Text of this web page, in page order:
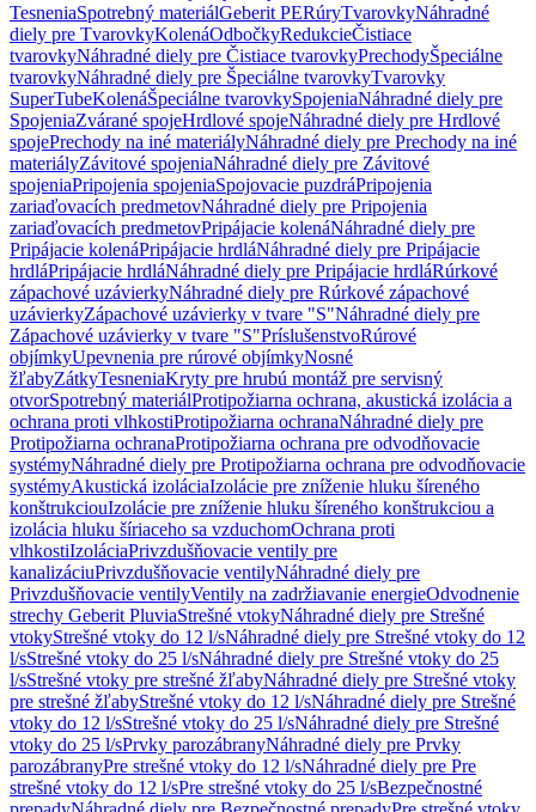
TesneniaSpotrebný materiálGeberit PERúryTvarovkyNáhradné
diely pre TvarovkyKolenáOdbočkyRedukcieČistiace
tvarovkyNáhradné diely pre Čistiace tvarovkyPrechodyŠpeciálne
tvarovkyNáhradné diely pre Špeciálne tvarovkyTvarovky
SuperTubeKolenáŠpeciálne tvarovkySpojeniaNáhradné diely pre
SpojeniaZvárané spojeHrdlové spojeNáhradné diely pre Hrdlové
spojePrechody na iné materiályNáhradné diely pre Prechody na iné
materiályZávitové spojeniaNáhradné diely pre Závitové
spojeniaPripojenia spojeniaSpojovacie puzdráPripojenia
zariaďovacích predmetovNáhradné diely pre Pripojenia
zariaďovacích predmetovPripájacie kolenáNáhradné diely pre
Pripájacie kolenáPripájacie hrdláNáhradné diely pre Pripájacie
hrdláPripájacie hrdláNáhradné diely pre Pripájacie hrdláRúrkové
zápachové uzávierkyNáhradné diely pre Rúrkové zápachové
uzávierkyZápachové uzávierky v tvare "S"Náhradné diely pre
Zápachové uzávierky v tvare "S"PríslušenstvoRúrové
objímkyUpevnenia pre rúrové objímkyNosné
žľabyZátkyTesneniaKryty pre hrubú montáž pre servisný
otvorSpotrebný materiálProtipožiarna ochrana, akustická izolácia a
ochrana proti vlhkostiProtipožiarna ochranaNáhradné diely pre
Protipožiarna ochranaProtipožiarna ochrana pre odvodňovacie
systémyNáhradné diely pre Protipožiarna ochrana pre odvodňovacie
systémyAkustická izoláciaIzolácie pre zníženie hluku šíreného
konštrukciouIzolácie pre zníženie hluku šíreného konštrukciou a
izolácia hluku šíriaceho sa vzduchomOchrana proti
vlhkostiIzoláciaPrivzdušňovacie ventily pre
kanalizáciuPrivzdušňovacie ventilyNáhradné diely pre
Privzdušňovacie ventilyVentily na zadržiavanie energieOdvodnenie
strechy Geberit PluviaStrešné vtokyNáhradné diely pre Strešné
vtokyStrešné vtoky do 12 l/sNáhradné diely pre Strešné vtoky do 12
l/sStrešné vtoky do 25 l/sNáhradné diely pre Strešné vtoky do 25
l/sStrešné vtoky pre strešné žľabyNáhradné diely pre Strešné vtoky
pre strešné žľabyStrešné vtoky do 12 l/sNáhradné diely pre Strešné
vtoky do 12 l/sStrešné vtoky do 25 l/sNáhradné diely pre Strešné
vtoky do 25 l/sPrvky parozábranyNáhradné diely pre Prvky
parozábranyPre strešné vtoky do 12 l/sNáhradné diely pre Pre
strešné vtoky do 12 l/sPre strešné vtoky do 25 l/sBezpečnostné